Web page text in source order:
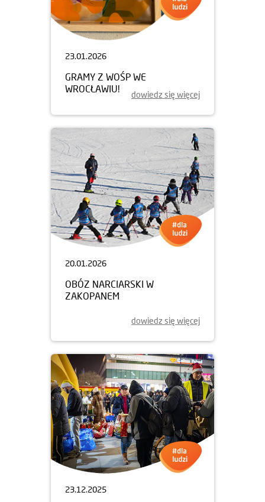
23.01.2026
GRAMY Z WOŚP WE
WROCŁAWIU!
dowiedz się więcej
20.01.2026
OBÓZ NARCIARSKI W
ZAKOPANEM
dowiedz się więcej
23.12.2025